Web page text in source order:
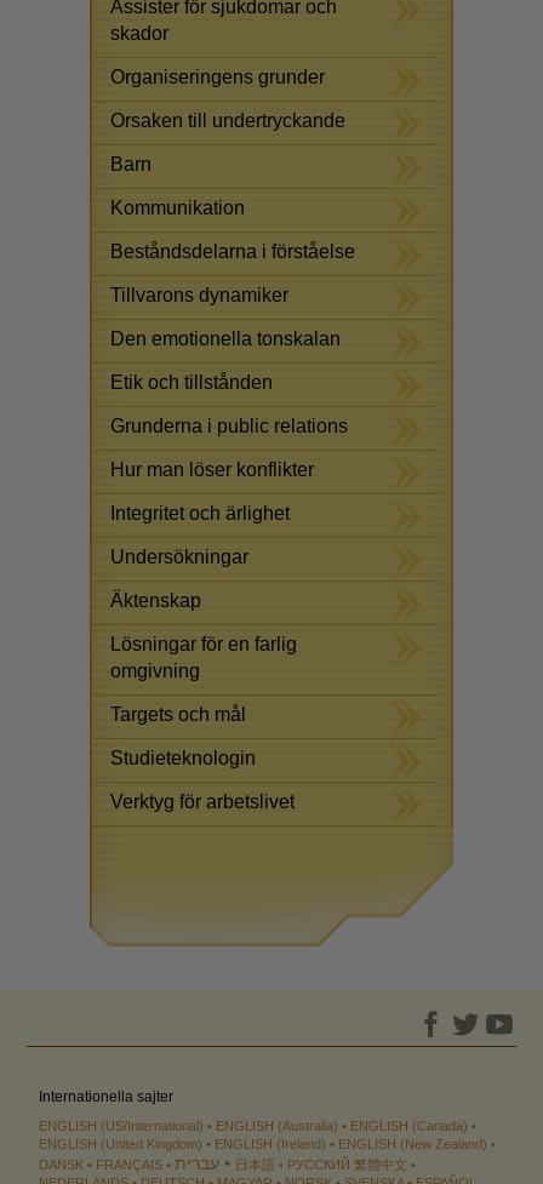
Assister för sjukdomar och
skador
Organiseringens grunder
Orsaken till undertryckande
Barn
Kommunikation
Beståndsdelarna i förståelse
Tillvarons dynamiker
Den emotionella tonskalan
Etik och tillstånden
Grunderna i public relations
Hur man löser konflikter
Integritet och ärlighet
Undersökningar
Äktenskap
Lösningar för en farlig
omgivning
Targets och mål
Studieteknologin
Verktyg för arbetslivet
Internationella sajter
ENGLISH (US/International) ENGLISH (Australia)
ENGLISH (Canada)
ENGLISH (United Kingdom)
ENGLISH (Ireland)
ENGLISH (New Zealand)
DANSK
FRANÇAIS עברית 日本語 РУССКИЙ 繁體中文